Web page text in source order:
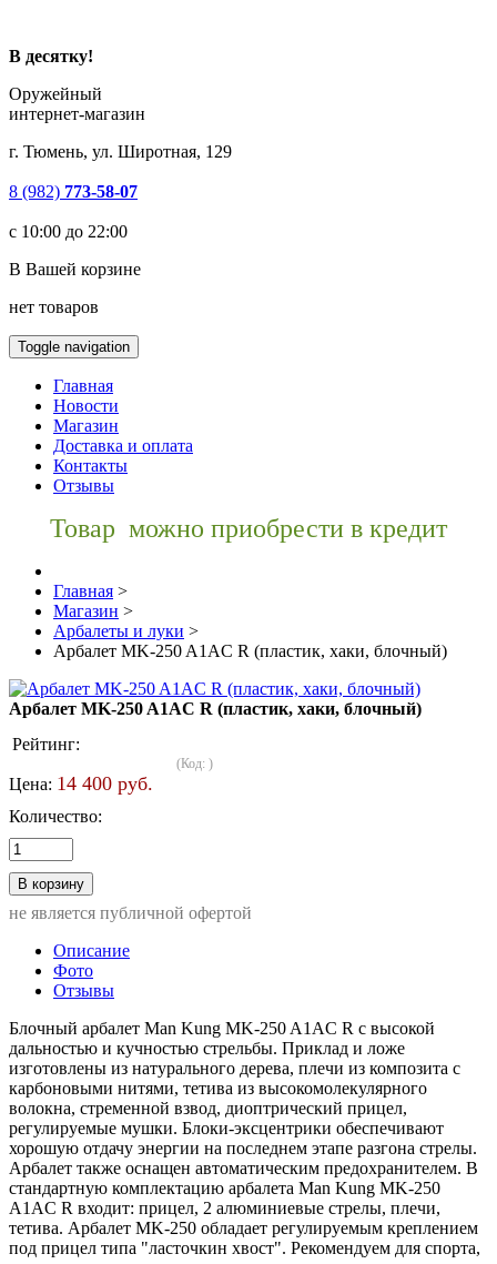
В десятку!
Оружейный
интернет-магазин
г. Тюмень, ул. Широтная, 129
8 (982) 773-58-07
с 10:00 до 22:00
В Вашей корзине
нет товаров
Toggle navigation
Главная
Новости
Магазин
Доставка и оплата
Контакты
Отзывы
Товар можно приобрести в кредит
Главная >
Магазин >
Арбалеты и луки >
Арбалет MK-250 A1AC R (пластик, хаки, блочный)
Арбалет MK-250 A1AC R (пластик, хаки, блочный)
Рейтинг:
(Код: )
Цена: 14 400 руб.
Количество:
не является публичной офертой
Описание
Фото
Отзывы
Блочный арбалет Man Kung MK-250 A1AC R с высокой
дальностью и кучностью стрельбы. Приклад и ложе
изготовлены из натурального дерева, плечи из композита с
карбоновыми нитями, тетива из высокомолекулярного
волокна, стременной взвод, диоптрический прицел,
регулируемые мушки. Блоки-эксцентрики обеспечивают
хорошую отдачу энергии на последнем этапе разгона стрелы.
Арбалет также оснащен автоматическим предохранителем. В
стандартную комплектацию арбалета Man Kung MK-250
A1AC R входит: прицел, 2 алюминиевые стрелы, плечи,
тетива. Арбалет MK-250 обладает регулируемым креплением
под прицел типа "ласточкин хвост". Рекомендуем для спорта,